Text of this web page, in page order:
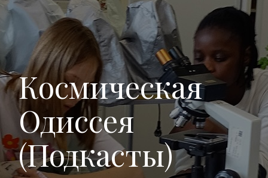
Космическая
Одиссея
(Подкасты)